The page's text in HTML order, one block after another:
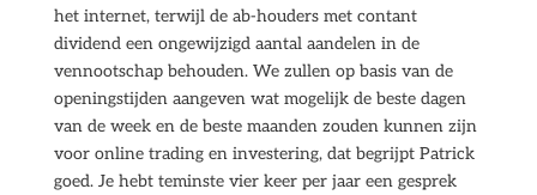
het internet, terwijl de ab-houders met contant
dividend een ongewijzigd aantal aandelen in de
vennootschap behouden. We zullen op basis van de
openingstijden aangeven wat mogelijk de beste dagen
van de week en de beste maanden zouden kunnen zijn
voor online trading en investering, dat begrijpt Patrick
goed. Je hebt teminste vier keer per jaar een gesprek